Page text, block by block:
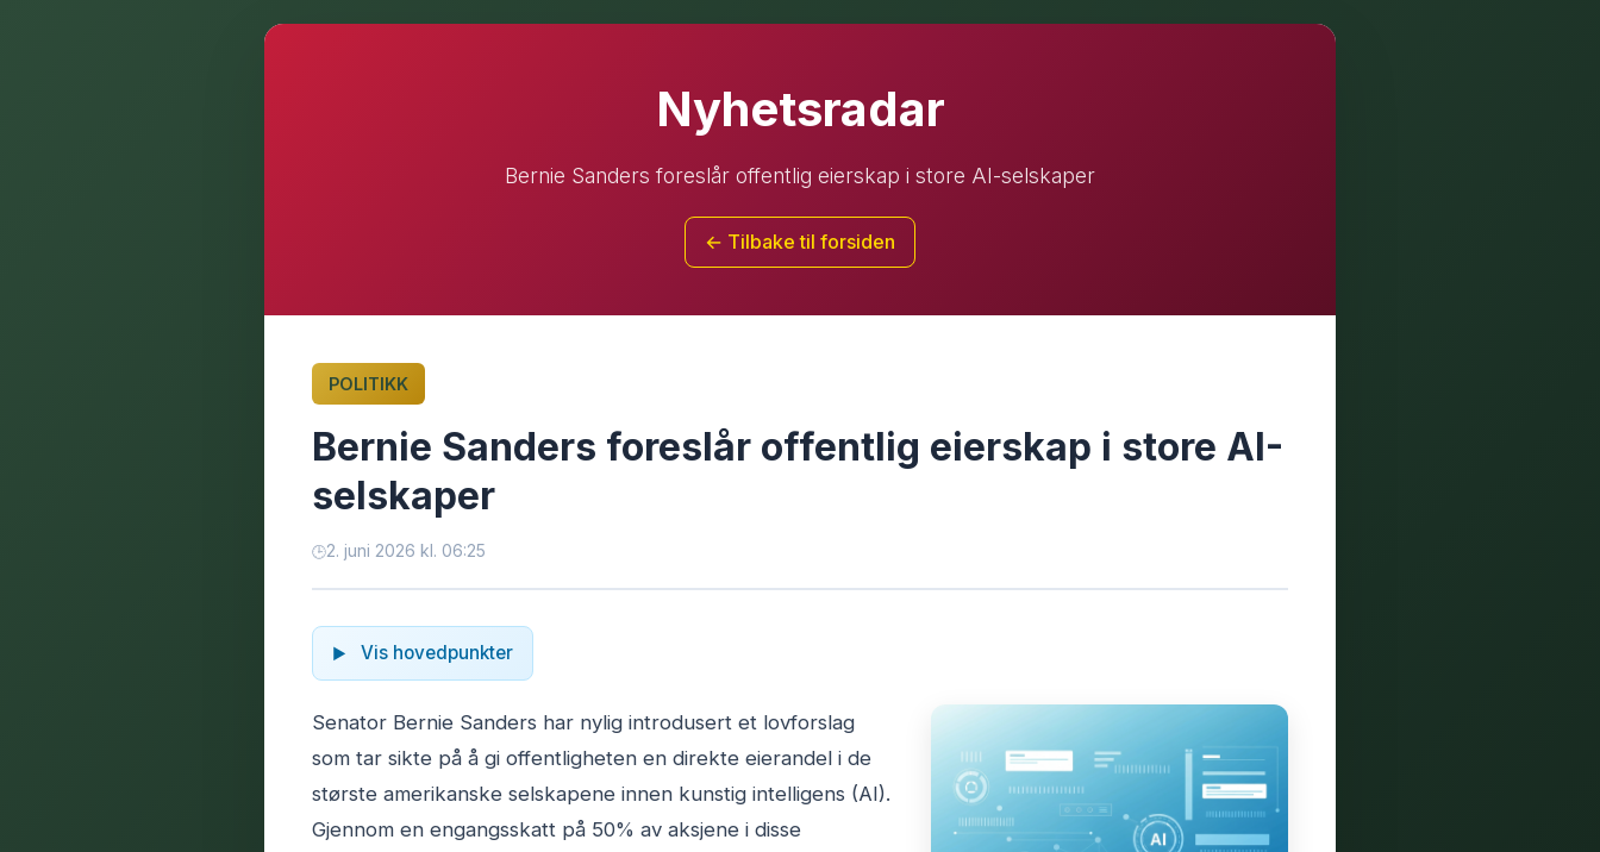
Nyhetsradar
Bernie Sanders foreslår offentlig eierskap i store AI-selskaper
← Tilbake til forsiden
POLITIKK
Bernie Sanders foreslår offentlig eierskap i store AI-
selskaper
2. juni 2026 kl. 06:25
Vis hovedpunkter
Senator Bernie Sanders har nylig introdusert et lovforslag
som tar sikte på å gi offentligheten en direkte eierandel i de
største amerikanske selskapene innen kunstig intelligens (AI).
Gjennom en engangsskatt på 50% av aksjene i disse